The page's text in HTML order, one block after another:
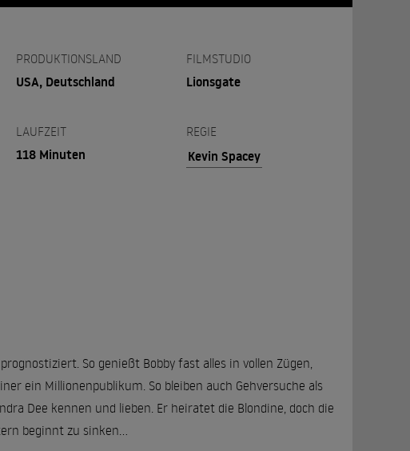
PRODUKTIONSLAND
USA, Deutschland
FILMSTUDIO
Lionsgate
LAUFZEIT
118 Minuten
REGIE
Kevin Spacey
So genießt Bobby fast alles in vollen Zügen,
ein Millionenpublikum. So bleiben auch Gehversuche als
Dee kennen und lieben. Er heiratet die Blondine, doch die
beginnt zu sinken...